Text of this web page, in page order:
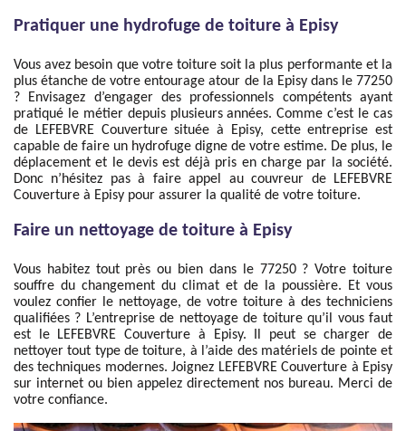
Pratiquer une hydrofuge de toiture à Episy
Vous avez besoin que votre toiture soit la plus performante et la
plus étanche de votre entourage atour de la Episy dans le 77250
? Envisagez d’engager des professionnels compétents ayant
pratiqué le métier depuis plusieurs années. Comme c’est le cas
de LEFEBVRE Couverture située à Episy, cette entreprise est
capable de faire un hydrofuge digne de votre estime. De plus, le
déplacement et le devis est déjà pris en charge par la société.
Donc n’hésitez pas à faire appel au couvreur de LEFEBVRE
Couverture à Episy pour assurer la qualité de votre toiture.
Faire un nettoyage de toiture à Episy
Vous habitez tout près ou bien dans le 77250 ? Votre toiture
souffre du changement du climat et de la poussière. Et vous
voulez confier le nettoyage, de votre toiture à des techniciens
qualifiées ? L’entreprise de nettoyage de toiture qu’il vous faut
est le LEFEBVRE Couverture à Episy. Il peut se charger de
nettoyer tout type de toiture, à l’aide des matériels de pointe et
des techniques modernes. Joignez LEFEBVRE Couverture à Episy
sur internet ou bien appelez directement nos bureau. Merci de
votre confiance.